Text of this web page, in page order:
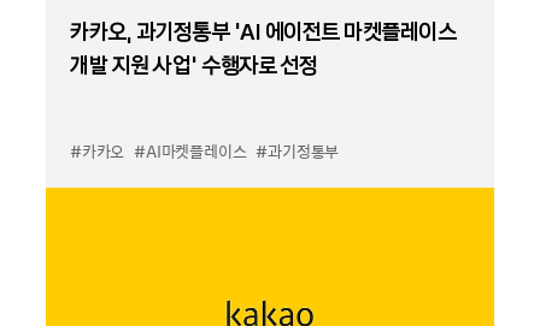
카카오, 과기정통부 ‘AI 에이전트 마켓플레이스
개발 지원 사업’ 수행자로 선정
#카카오 #AI마켓플레이스 #과기정통부